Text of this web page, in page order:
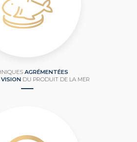
AGRÉMENTÉES
VISION DU PRODUIT DE LA MER